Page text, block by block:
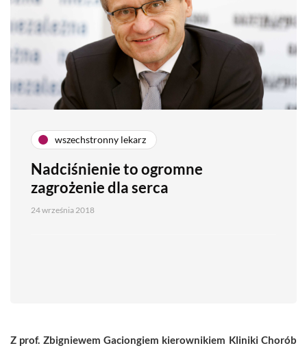
wszechstronny lekarz
Nadciśnienie to ogromne
zagrożenie dla serca
24 września 2018
Z prof. Zbigniewem Gaciongiem kierownikiem Kliniki Chorób